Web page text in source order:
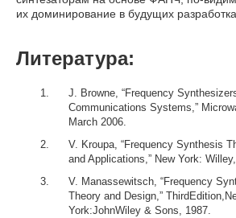
их доминирование в будущих
Литература:
J. Browne, “Frequency
Communications Systems,”
March 2006.
V. Kroupa, “Frequency Synthesis
and Applications,” New York:
V. Manassewitsch, “Frequency
Theory and Design,”
York:JohnWiley & Sons, 1987.